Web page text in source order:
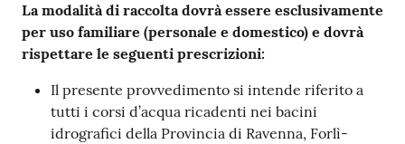
La modalità di raccolta dovrà essere esclusivamente
per uso familiare (personale e domestico) e dovrà
rispettare le seguenti prescrizioni:
Il presente provvedimento si intende riferito a
tutti i corsi d’acqua ricadenti nei bacini
idrografici della Provincia di Ravenna, Forlì-